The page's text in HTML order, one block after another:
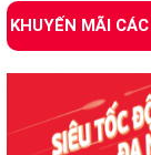
KHUYẾN MÃI